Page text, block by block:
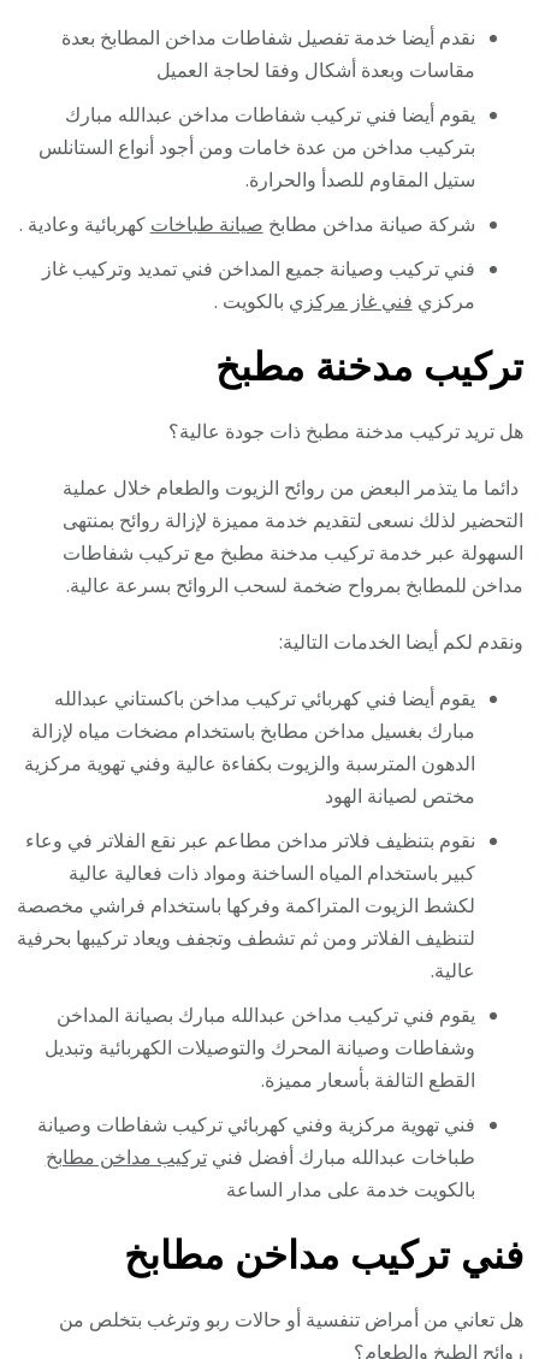
نقدم أيضا خدمة تفصيل شفاطات مداخن المطابخ بعدة
مقاسات وبعدة أشكال وفقا لحاجة العميل
يقوم أيضا فني تركيب شفاطات مداخن عبدالله مبارك
بتركيب مداخن من عدة خامات ومن أجود أنواع الستانلس
ستيل المقاوم للصدأ والحرارة.
شركة صيانة مداخن مطابخ صيانة طباخات كهربائية وعادية .
فني تركيب وصيانة جميع المداخن فني تمديد وتركيب غاز
مركزي فني غاز مركزي بالكويت .
تركيب مدخنة مطبخ
هل تريد تركيب مدخنة مطبخ ذات جودة عالية؟
دائما ما يتذمر البعض من روائح الزيوت والطعام خلال عملية
التحضير لذلك نسعى لتقديم خدمة مميزة لإزالة روائح بمنتهى
السهولة عبر خدمة تركيب مدخنة مطبخ مع تركيب شفاطات
مداخن للمطابخ بمرواح ضخمة لسحب الروائح بسرعة عالية.
ونقدم لكم أيضا الخدمات التالية:
يقوم أيضا فني كهربائي تركيب مداخن باكستاني عبدالله
مبارك بغسيل مداخن مطابخ باستخدام مضخات مياه لإزالة
الدهون المترسبة والزيوت بكفاءة عالية وفني تهوية مركزية
مختص لصيانة الهود
نقوم بتنظيف فلاتر مداخن مطاعم عبر نقع الفلاتر في وعاء
كبير باستخدام المياه الساخنة ومواد ذات فعالية عالية
لكشط الزيوت المتراكمة وفركها باستخدام فراشي مخصصة
لتنظيف الفلاتر ومن ثم تشطف وتجفف ويعاد تركيبها بحرفية
عالية.
يقوم فني تركيب مداخن عبدالله مبارك بصيانة المداخن
وشفاطات وصيانة المحرك والتوصيلات الكهربائية وتبديل
القطع التالفة بأسعار مميزة.
فني تهوية مركزية وفني كهربائي تركيب شفاطات وصيانة
طباخات عبدالله مبارك أفضل فنيتركيب مداخن مطابخ
بالكويت خدمة على مدار الساعة
فني تركيب مداخن مطابخ
هل تعاني من أمراض تنفسية أو حالات ربو وترغب بتخلص من
روائح الطبخ والطعام؟